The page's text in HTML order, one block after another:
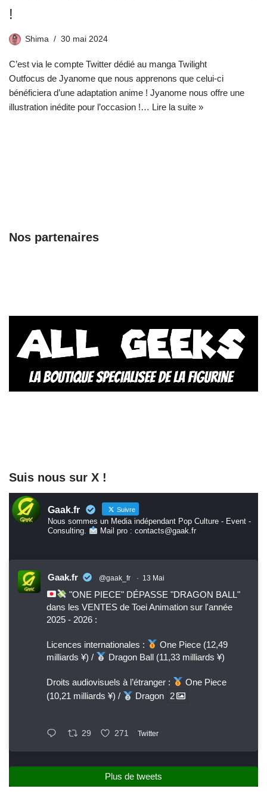
!
Shima 30 mai 2024
C’est via le compte Twitter dédié au manga Twilight
Outfocus de Jyanome que nous apprenons que celui-ci
bénéficiera d’une adaptation anime ! Jyanome nous offre une
illustration inédite pour l’occasion !… Lire la suite »
Nos partenaires
Suis nous sur X !
Gaak.fr Suivre
Nous sommes un Media indépendant Pop Culture - Event -
Consulting.
Mail pro : contacts@gaak.fr
Gaak.fr @gaak_fr · 13 Mai
"ONE PIECE" DÉPASSE "DRAGON BALL"
dans les VENTES de Toei Animation sur l'année
2025 - 2026 :
Licences internationales :
One Piece (12,49
milliards ¥) /
Dragon Ball (11,33 milliards ¥)
Droits audiovisuels à l’étranger :
One Piece
(10,21 milliards ¥) /
Dragon 2
29 271 Twitter
Plus de tweets